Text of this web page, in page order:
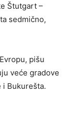
Štutgart –
sedmično,
pišu
veće gradove
i Bukurešta.